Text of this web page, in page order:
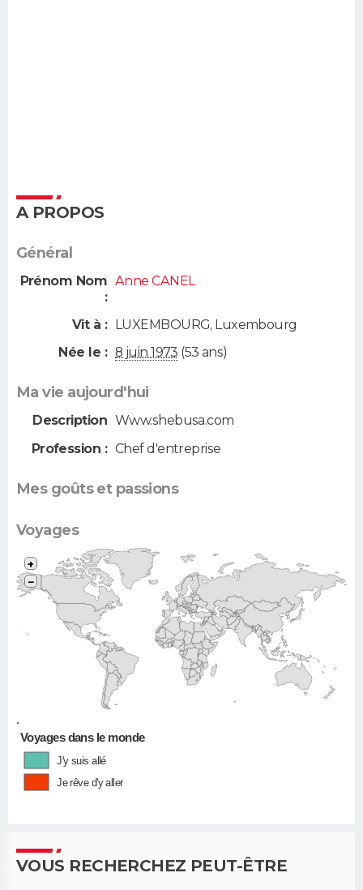
A PROPOS
Général
Prénom Nom
:
Anne CANEL
Vit à : LUXEMBOURG, Luxembourg
Née le : 8 juin 1973 (53 ans)
Ma vie aujourd'hui
Description Www.shebusa.com
Profession : Chef d'entreprise
Mes goûts et passions
Voyages
•
+
−
Voyages dans le monde
J'y suis allé
Je rêve d'y aller
VOUS RECHERCHEZ PEUT-ÊTRE